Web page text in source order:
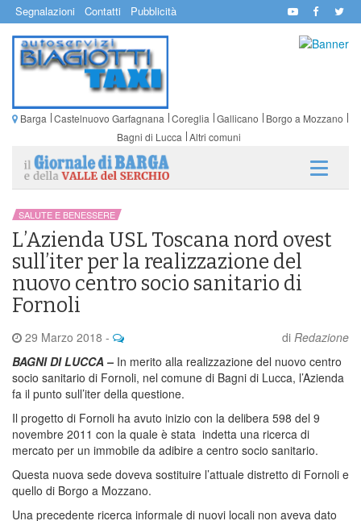
Segnalazioni Contatti Pubblicità
Barga Castelnuovo Garfagnana Coreglia Gallicano
Borgo a Mozzano
Bagni di Lucca Altri comuni
SALUTE E BENESSERE
L’Azienda USL Toscana nord ovest
sull’iter per la realizzazione del
nuovo centro socio sanitario di
Fornoli
29 Marzo 2018 - di Redazione
BAGNI DI LUCCA – In merito alla realizzazione del nuovo centro
socio sanitario di Fornoli, nel comune di Bagni di Lucca, l’Azienda
fa il punto sull’iter della questione.
Il progetto di Fornoli ha avuto inizio con la delibera 598 del 9
novembre 2011 con la quale è stata indetta una ricerca di
mercato per un immobile da adibire a centro socio sanitario.
Questa nuova sede doveva sostituire l’attuale distretto di Fornoli e
quello di Borgo a Mozzano.
Una precedente ricerca informale di nuovi locali non aveva dato